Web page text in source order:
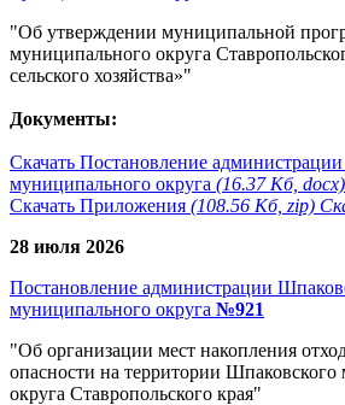
"Об утверждении муниципальной
муниципального округа
сельского хозяйства»"
Документы:
Скачать Постановление
муниципального округа (16.37 Кб,
Скачать Приложения (108.56 Кб, zip)
28 июля 2026
Постановление администрации
муниципального округа №921
"Об организации мест накопления
опасности на территории
округа Ставропольского края"